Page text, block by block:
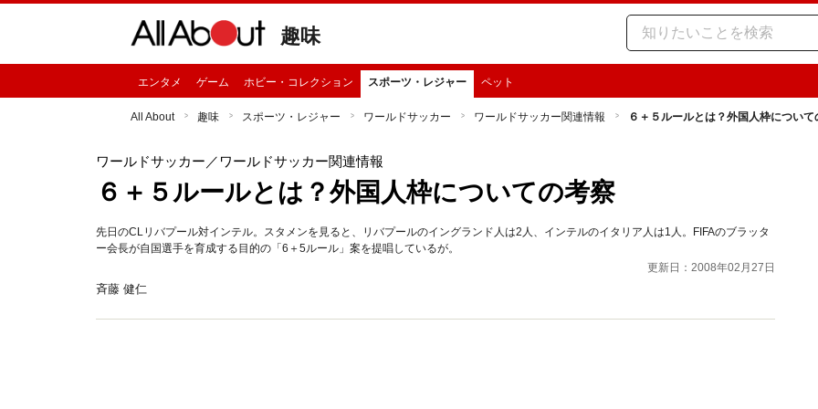
趣味
エンタメ ゲーム ホビー・コレクション スポーツ・レジャー ペット
All About 趣味 スポーツ・レジャー ワールドサッカー ワールドサッカー関連情報 ６＋５ルールとは？外国人枠について
ワールドサッカー ／ワールドサッカー関連情報
６＋５ルールとは？外国人枠についての考察
先日のCLリバプール対インテル。スタメンを見ると、リバプールのイングランド人は2人、インテルのイタリア人は1人。FIFAのブラッタ
ー会長が自国選手を育成する目的の「6＋5ルール」案を提唱しているが。
更新日：2008年02月27日
斉藤 健仁